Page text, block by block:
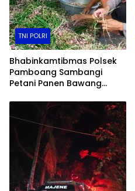
TNI POLRI
Bhabinkamtibmas Polsek
Pamboang Sambangi
Petani Panen Bawang
Dukungan Ketahanan
Pangan